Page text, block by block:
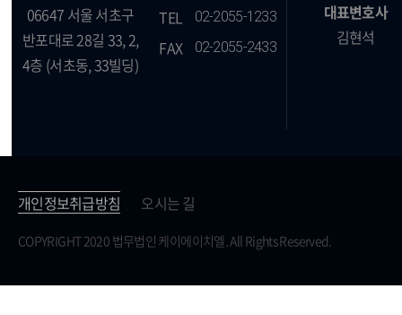
06647 서울 서초구
반포대로 28길 33,2,
4층 (서초동, 33빌딩)
TEL 02-2055-1233
FAX 02-2055-2433
대표변호사
김현석
개인정보취급방침 오시는 길
COPYRIGHT 2020 법무법인 케이에이치엘. All Rights Reserved.